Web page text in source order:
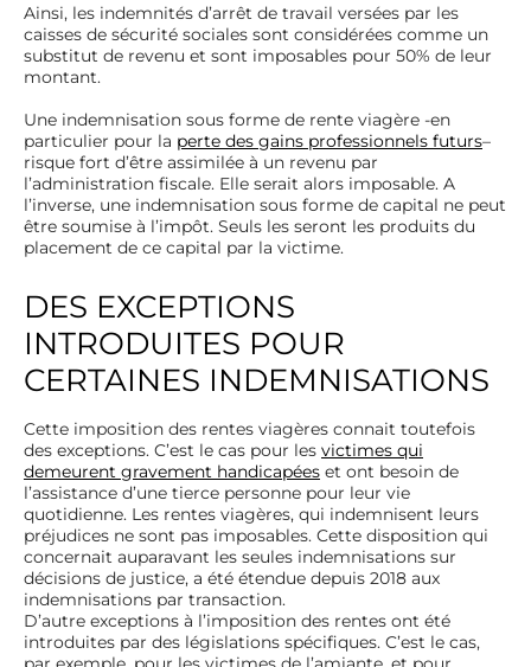
Ainsi, les indemnités d’arrêt de travail versées par les
caisses de sécurité sociales sont considérées comme un
substitut de revenu et sont imposables pour 50% de leur
montant.
Une indemnisation sous forme de rente viagère -en
particulier pour la perte des gains professionnels futurs–
risque fort d’être assimilée à un revenu par
l’administration fiscale. Elle serait alors imposable. A
l’inverse, une indemnisation sous forme de capital ne peut
être soumise à l’impôt. Seuls les seront les produits du
placement de ce capital par la victime.
DES EXCEPTIONS
INTRODUITES POUR
CERTAINES INDEMNISATIONS
Cette imposition des rentes viagères connait toutefois
des exceptions. C’est le cas pour les victimes qui
demeurent gravement handicapées et ont besoin de
l’assistance d’une tierce personne pour leur vie
quotidienne. Les rentes viagères, qui indemnisent leurs
préjudices ne sont pas imposables. Cette disposition qui
concernait auparavant les seules indemnisations sur
décisions de justice, a été étendue depuis 2018 aux
indemnisations par transaction.
D’autre exceptions à l’imposition des rentes ont été
introduites par des législations spécifiques. C’est le cas,